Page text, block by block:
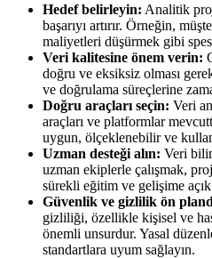
Hedef belirleyin: Analitik
başarıyı artırır. Örneğin,
maliyetleri düşürmek gibi
Veri kalitesine önem verin:
doğru ve eksiksiz olması
ve doğrulama süreçlerine
Doğru araçları seçin: Veri
araçları ve platformlar
uygun, ölçeklenebilir ve
Uzman desteği alın: Veri
uzman ekiplerle çalışmak,
sürekli eğitim ve gelişime
Güvenlik ve gizlilik ön
gizliliği, özellikle kişisel ve
önemli unsurdur. Yasal
standartlara uyum sağlayın.